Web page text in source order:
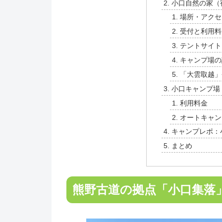
小口自然の家
場所・アク
受付と利用
テントサイ
キャンプ場
「大雲取越
小口キャンプ
利用料金
オートキャ
キャンプレポ
まとめ
熊野古道の拠点「小口集落